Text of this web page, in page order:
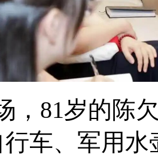
，81岁的陈
车、军用水